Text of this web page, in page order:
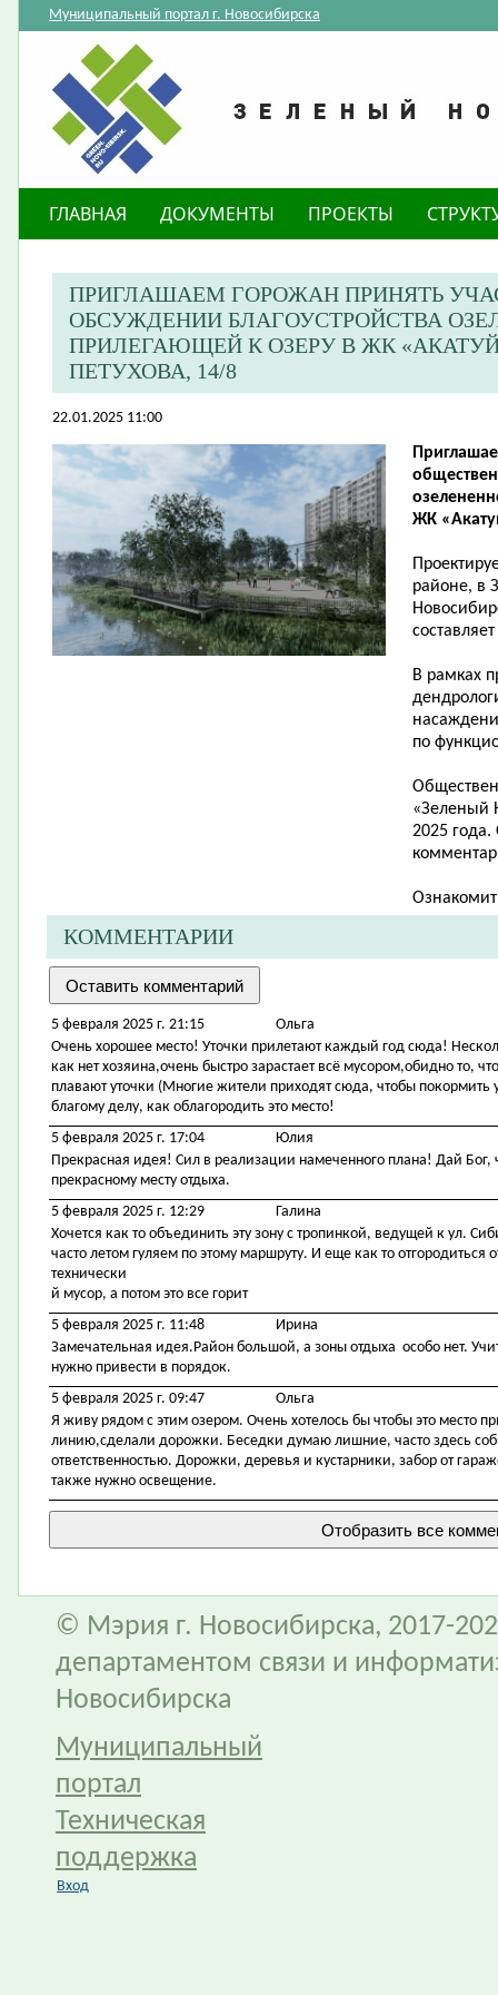
Муниципальный портал г. Новосибирска
ГЛАВНАЯ ДОКУМЕНТЫ ПРОЕКТЫ
ПРИГЛАШАЕМ ГОРОЖАН ПРИНЯТЬ
ОБСУЖДЕНИИ БЛАГОУСТРОЙСТВА
ПРИЛЕГАЮЩЕЙ К ОЗЕРУ В ЖК
ПЕТУХОВА, 14/8
22.01.2025 11:00
ЖК
районе, в
В рамках
по
«Зеленый
2025
КОММЕНТАРИИ
5 февраля 2025 г. 21:15
Ольга
Очень хорошее место! Уточки прилетают каждый год сюда!
как нет хозяина,очень быстро зарастает всё мусором,обидно то,
плавают уточки (Многие жители приходят сюда, чтобы покормить
благому делу, как облагородить это место!
5 февраля 2025 г. 17:04
Юлия
Прекрасная идея! Сил в реализации намеченного плана! Дай
прекрасному месту отдыха.
5 февраля 2025 г. 12:29
Галина
Хочется как то объединить эту зону с тропинкой, ведущей к ул.
часто летом гуляем по этому маршруту. И еще как то
технически
й мусор, а потом это все горит
5 февраля 2025 г. 11:48
Ирина
Замечательная идея.Район большой, а зоны отдыха особо нет.
нужно привести в порядок.
5 февраля 2025 г. 09:47
Ольга
Я живу рядом с этим озером. Очень хотелось бы чтобы это место
линию,сделали дорожки. Беседки думаю лишние, часто здесь
ответственностью. Дорожки, деревья и кустарники, забор от
также нужно освещение.
© Мэрия г. Новосибирска, 2017-
департаментом связи и
Новосибирска
Муниципальный
портал
Техническая
поддержка
Вход